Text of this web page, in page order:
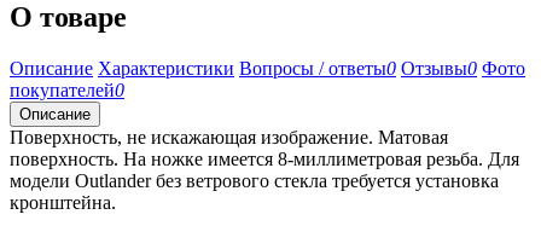
О товаре
Описание Характеристики Вопросы / ответы0 Отзывы0 Фото
покупателей0
Описание
Поверхность, не искажающая изображение. Матовая
поверхность. На ножке имеется 8-миллиметровая резьба. Для
модели Outlander без ветрового стекла требуется установка
кронштейна.